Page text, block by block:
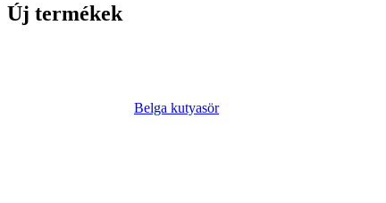
Új termékek
Belga kutyasör